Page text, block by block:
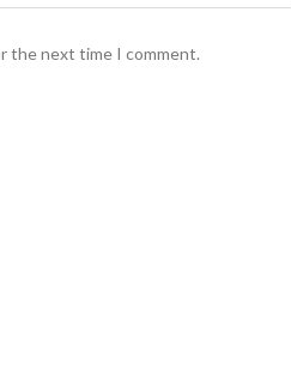
the next time I comment.